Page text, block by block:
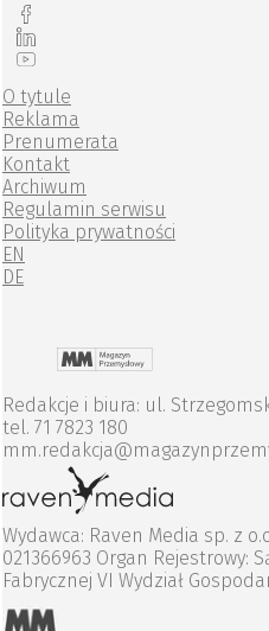
O tytule
Reklama
Prenumerata
Kontakt
Archiwum
Regulamin serwisu
Polityka prywatności
EN
DE
Redakcje i biura: ul.
tel. 71 7823 180
Wydawca: Raven Media sp. z
021366963 Organ Rejestrowy:
Fabrycznej VI Wydział